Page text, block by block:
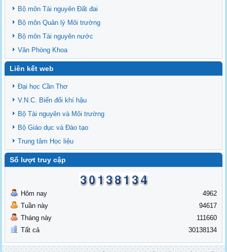
Bộ môn Tài nguyên Đất đai
Bộ môn Quản lý Môi trường
Bộ môn Tài nguyên nước
Văn Phòng Khoa
Liên kết web
Đại học Cần Thơ
V.N.C. Biến đổi khí hậu
Bộ Tài nguyên và Môi trường
Bộ Giáo dục và Đào tạo
Trung tâm Học liệu
Số lượt truy cập
Hôm nay
Tuần này
Tháng này
Tất cả
4962
94617
111660
30138134